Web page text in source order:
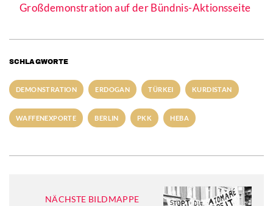
Großdemonstration auf der Bündnis-Aktionsseite
SCHLAGWORTE
DEMONSTRATION ERDOGAN TÜRKEI KURDISTAN
WAFFENEXPORTE BERLIN PKK HEBA
NÄCHSTE BILDMAPPE